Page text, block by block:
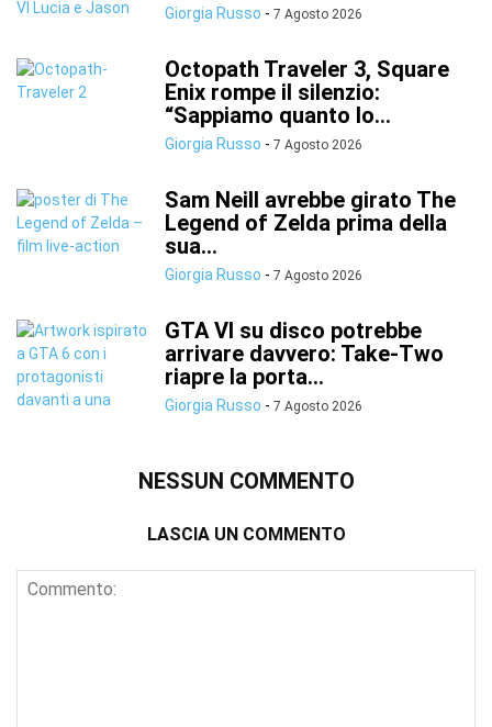
Giorgia Russo - 7 Agosto 2026
Octopath Traveler 3, Square
Enix rompe il silenzio:
“Sappiamo quanto lo...
Giorgia Russo - 7 Agosto 2026
Sam Neill avrebbe girato The
Legend of Zelda prima della
sua...
Giorgia Russo - 7 Agosto 2026
GTA VI su disco potrebbe
arrivare davvero: Take-Two
riapre la porta...
Giorgia Russo - 7 Agosto 2026
NESSUN COMMENTO
LASCIA UN COMMENTO